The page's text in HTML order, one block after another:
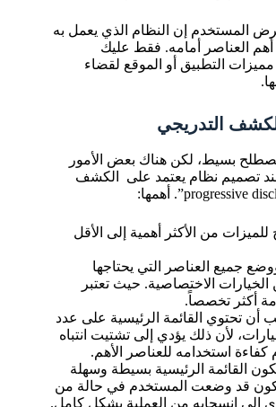
المستخدم إن النظام الذي يعمل به
العناصر أمامه. فقط عليك
التطبيق أو الموقع لقضاء
التدريجي
بسيط، لكن هناك بعض الأمور
تصميم نظام يعتمد على الكشف
للميزات من الأكثر أهمية إلى الأقل
جميع العناصر التي يحتاجها
الاختصاصية. حيث تعتبر
أكثر تخصصاً.
أن تحتوي القائمة الرئيسية على عدد
لأن ذلك يؤدي إلى تشتيت انتباه
استخدامه للعناصر الأهم.
القائمة الرئيسية بسيطة وسهلة
تكون قد وضعت المستخدم في حالة من
إلى انسحابه من العملية بشكل كامل.